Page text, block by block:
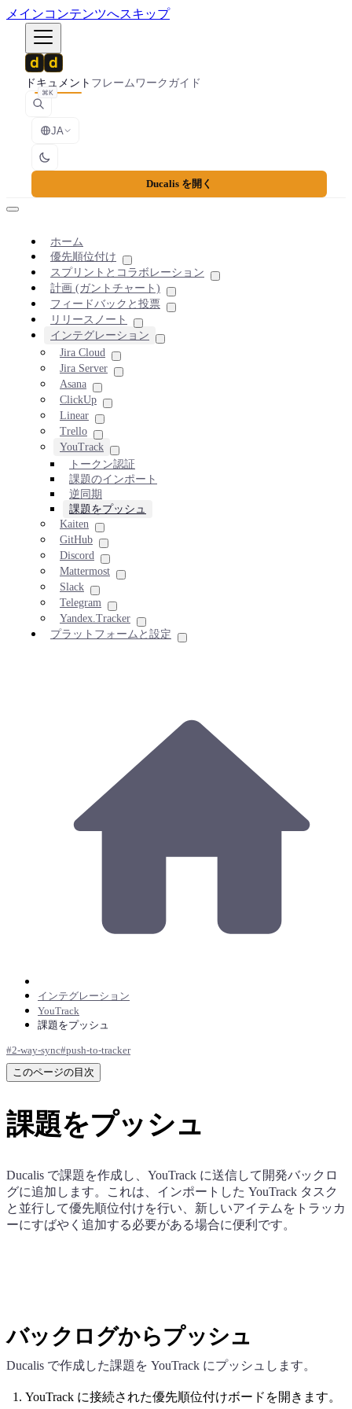
メインコンテンツへスキップ
ドキュメント フレームワークガイド
⌘K
JA
Ducalis を開く
ホーム
優先順位付け
スプリントとコラボレーション
計画 (ガントチャート)
フィードバックと投票
リリースノート
インテグレーション
Jira Cloud
Jira Server
Asana
ClickUp
Linear
Trello
YouTrack
トークン認証
課題のインポート
逆同期
課題をプッシュ
Kaiten
GitHub
Discord
Mattermost
Slack
Telegram
Yandex.Tracker
プラットフォームと設定
インテグレーション
YouTrack
課題をプッシュ
#2-way-sync#push-to-tracker
このページの目次
課題をプッシュ
Ducalis で課題を作成し、YouTrack に送信して開発バックロ
グに追加します。これは、インポートした YouTrack タスク
と並行して優先順位付けを行い、新しいアイテムをトラッカ
ーにすばやく追加する必要がある場合に便利です。
バックログからプッシュ
Ducalis で作成した課題を YouTrack にプッシュします。
YouTrack に接続された優先順位付けボードを開きます。